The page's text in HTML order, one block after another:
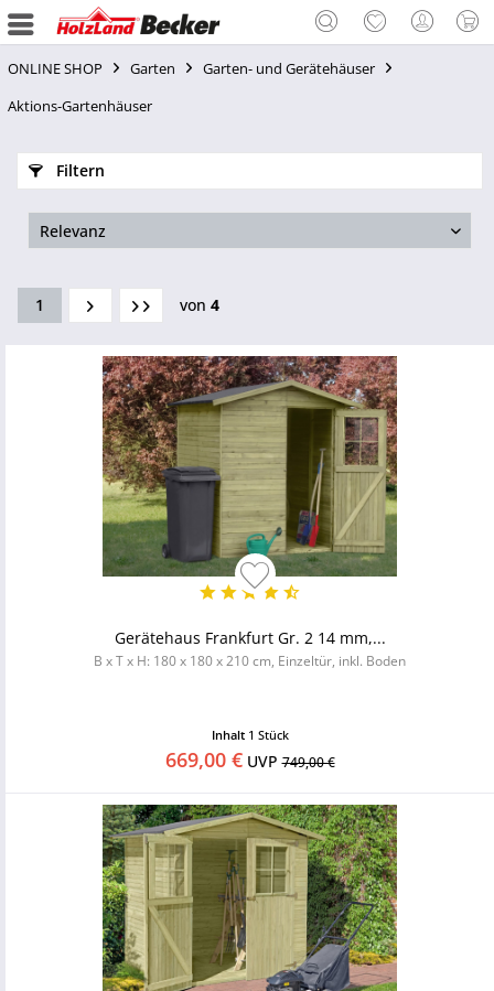
ONLINE SHOP Garten
Garten- und Gerätehäuser
Aktions-Gartenhäuser
Filtern
1 von 4
Gerätehaus Frankfurt Gr. 2 14 mm,...
B x T x H: 180 x 180 x 210 cm, Einzeltür, inkl. Boden
Inhalt 1 Stück
669,00 €UVP749,00 €